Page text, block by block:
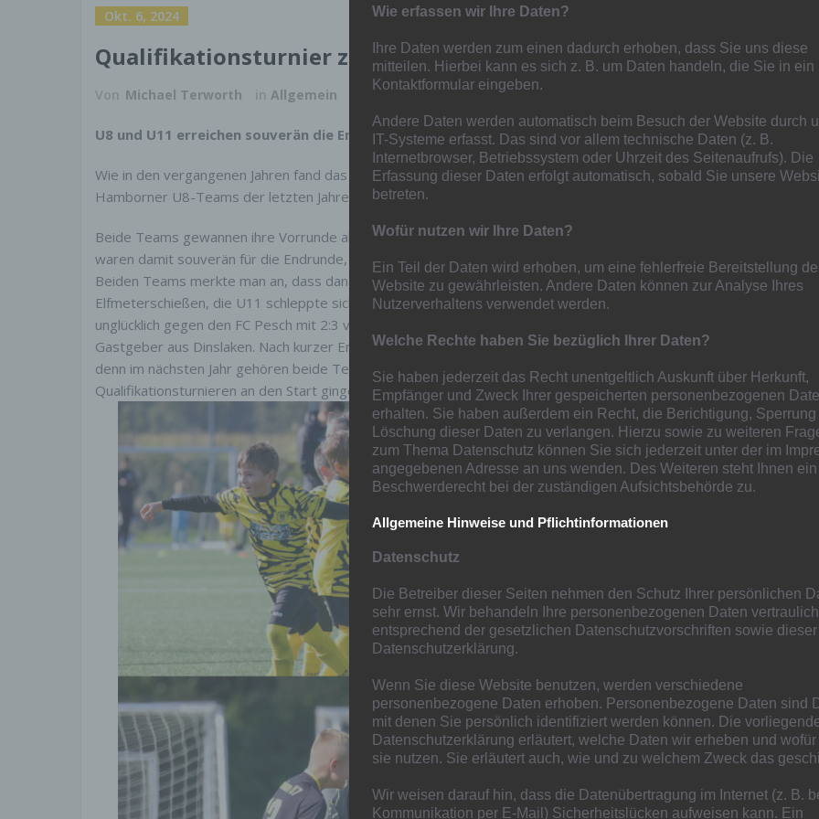
Okt. 6, 2024
Qualifikationsturnier zu den Fohlen Masters in Dinslaken
Von Michael Terworth in Allgemein
U8 und U11 erreichen souverän die Endrunde der Fohlen Masters 2025
Wie in den vergangenen Jahren fand das Qualifikationsturnier bei SuS 09 Dinslaken statt. Während die
Hamborner U8-Teams der letzten Jahre Dauergast waren, trat dieses Jahr auch die U11 an.
Beide Teams gewannen ihre Vorrunde als auch die Zwischenrunde mit sechs Siegen aus sechs Spielen und
waren damit souverän für die Endrunde, die im Frühjahr 2025 am Fohlencampus stattfinden wird, qualifiziert.
Beiden Teams merkte man an, dass danach die Luft ein wenig raus war. Die U8 unterlag im Halbfinale nach
Elfmeterschießen, die U11 schleppte sich zu einem 1:0 Erfolg. Das Spiel um Platz 3 der U8 ging äußerst
unglücklich gegen den FC Pesch mit 2:3 verloren, das Finale der U11 endete mit einem 1:0 für den
Gastgeber aus Dinslaken. Nach kurzer Enttäuschung war aber die Freude auf das Erreichte deutlich größer,
denn im nächsten Jahr gehören beide Teams zu den besten 16 von 64 Teams, die bei den vier
Qualifikationsturnieren an den Start gingen. Herzlichen Glückwunsch!
Wie erfassen wir Ihre Daten?
Ihre Daten werden zum einen dadurch erhoben, dass Sie uns diese
mitteilen. Hierbei kann es sich z. B. um Daten handeln, die Sie in ein
Kontaktformular eingeben.
Andere Daten werden automatisch beim Besuch der Website durch
IT-Systeme erfasst. Das sind vor allem technische Daten (z. B.
Internetbrowser, Betriebssystem oder Uhrzeit des Seitenaufrufs). Die
Erfassung dieser Daten erfolgt automatisch, sobald Sie unsere
betreten.
Wofür nutzen wir Ihre Daten?
Ein Teil der Daten wird erhoben, um eine fehlerfreie Bereitstellung
Website zu gewährleisten. Andere Daten können zur Analyse Ihres
Nutzerverhaltens verwendet werden.
Welche Rechte haben Sie bezüglich Ihrer Daten?
Sie haben jederzeit das Recht unentgeltlich Auskunft über Herkunft,
Empfänger und Zweck Ihrer gespeicherten personenbezogenen
erhalten. Sie haben außerdem ein Recht, die Berichtigung, Sperrung
Löschung dieser Daten zu verlangen. Hierzu sowie zu weiteren
zum Thema Datenschutz können Sie sich jederzeit unter der im
angegebenen Adresse an uns wenden. Des Weiteren steht Ihnen ein
Beschwerderecht bei der zuständigen Aufsichtsbehörde zu.
Allgemeine Hinweise und Pflichtinformationen
Datenschutz
Die Betreiber dieser Seiten nehmen den Schutz Ihrer persönlichen
sehr ernst. Wir behandeln Ihre personenbezogenen Daten
entsprechend der gesetzlichen Datenschutzvorschriften sowie dieser
Datenschutzerklärung.
Wenn Sie diese Website benutzen, werden verschiedene
personenbezogene Daten erhoben. Personenbezogene Daten sind
mit denen Sie persönlich identifiziert werden können. Die
Datenschutzerklärung erläutert, welche Daten wir erheben und
sie nutzen. Sie erläutert auch, wie und zu welchem Zweck das
Wir weisen darauf hin, dass die Datenübertragung im Internet (z. B.
Kommunikation per E-Mail) Sicherheitslücken aufweisen kann. Ein